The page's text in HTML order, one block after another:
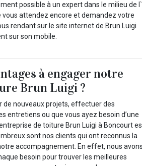
possible à un expert dans le milieu de l`
vous attendez encore et demandez votre
rendant sur le site internet de Brun Luigi
sur son mobile.
à engager notre
Brun Luigi ?
de nouveaux projets, effectuer des
entretiens ou que vous ayez besoin d’une
de toiture Brun Luigi à Boncourt
sont nos clients qui ont reconnus la
accompagnement. En effet, nous avons
besoin pour trouver les meilleures